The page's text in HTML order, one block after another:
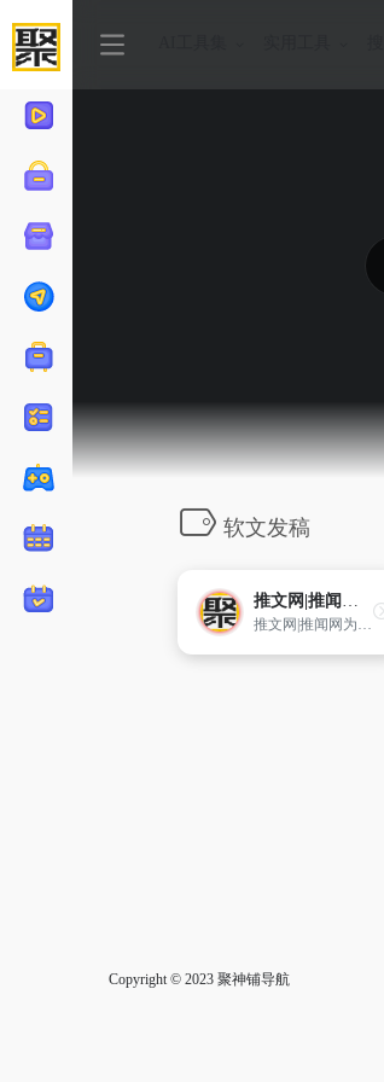
软文发稿
推文网|推闻网_新闻稿
推文网|推闻网为广大的用户提供专业的企业品牌推广方案，通过独家的媒体软文推广和网络营销渠道来提升广大企业产品的品牌形象。
Copyright © 2023 聚神铺导航